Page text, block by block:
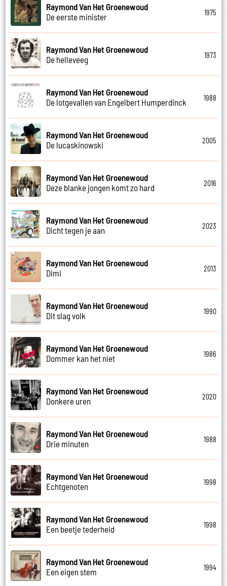
Raymond Van Het Groenewoud
De eerste minister
1975
Raymond Van Het Groenewoud
De helleveeg
1973
Raymond Van Het Groenewoud
De lotgevallen van Engelbert Humperdinck
1988
Raymond Van Het Groenewoud
De lucaskinowski
2005
Raymond Van Het Groenewoud
Deze blanke jongen komt zo hard
2016
Raymond Van Het Groenewoud
Dicht tegen je aan
2023
Raymond Van Het Groenewoud
Dimi
2013
Raymond Van Het Groenewoud
Dit slag volk
1990
Raymond Van Het Groenewoud
Dommer kan het niet
1986
Raymond Van Het Groenewoud
Donkere uren
2020
Raymond Van Het Groenewoud
Drie minuten
1988
Raymond Van Het Groenewoud
Echtgenoten
1998
Raymond Van Het Groenewoud
Een beetje tederheid
1998
Raymond Van Het Groenewoud
Een eigen stem
1994